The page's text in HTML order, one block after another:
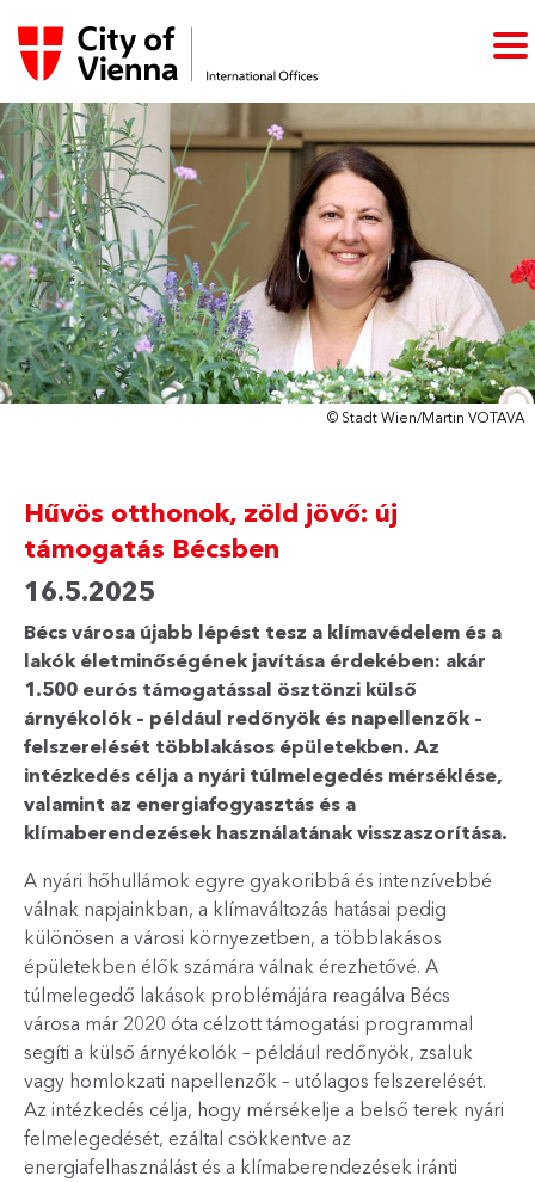
© Stadt Wien/Martin VOTAVA
Hűvös otthonok, zöld jövő: új
támogatás Bécsben
16.5.2025
Bécs városa újabb lépést tesz a klímavédelem és a
lakók életminőségének javítása érdekében: akár
1.500 eurós támogatással ösztönzi külső
árnyékolók – például redőnyök és napellenzők –
felszerelését többlakásos épületekben. Az
intézkedés célja a nyári túlmelegedés mérséklése,
valamint az energiafogyasztás és a
klímaberendezések használatának visszaszorítása.
A nyári hőhullámok egyre gyakoribbá és intenzívebbé
válnak napjainkban, a klímaváltozás hatásai pedig
különösen a városi környezetben, a többlakásos
épületekben élők számára válnak érezhetővé. A
túlmelegedő lakások problémájára reagálva Bécs
városa már 2020 óta célzott támogatási programmal
segíti a külső árnyékolók – például redőnyök, zsaluk
vagy homlokzati napellenzők – utólagos felszerelését.
Az intézkedés célja, hogy mérsékelje a belső terek nyári
felmelegedését, ezáltal csökkentve az
energiafelhasználást és a klímaberendezések iránti